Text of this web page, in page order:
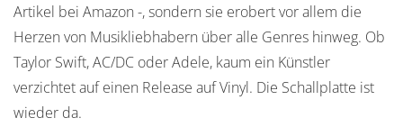
Artikel bei Amazon -, sondern sie erobert vor allem die
Herzen von Musikliebhabern über alle Genres hinweg. Ob
Taylor Swift, AC/DC oder Adele, kaum ein Künstler
verzichtet auf einen Release auf Vinyl. Die Schallplatte ist
wieder da.